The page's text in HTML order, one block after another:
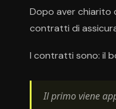
Dopo aver chiarito
contratti di
I contratti sono: il
Il primo viene